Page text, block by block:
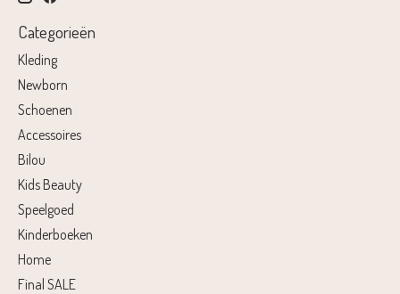
Categorieën
Kleding
Newborn
Schoenen
Accessoires
Bilou
Kids Beauty
Speelgoed
Kinderboeken
Home
Final SALE